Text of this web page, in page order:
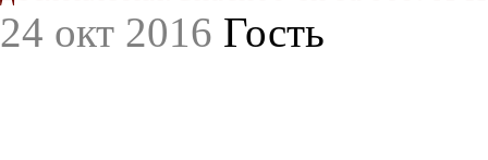
24 окт 2016 Гость